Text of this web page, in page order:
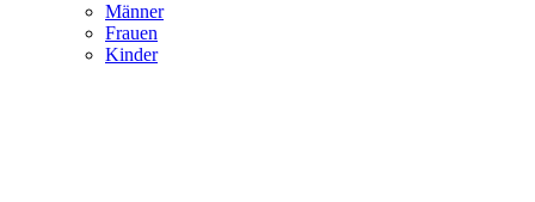
Männer
Frauen
Kinder